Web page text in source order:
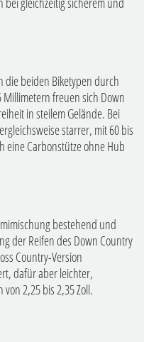
die beiden Biketypen durch
freuen sich Down
in steilem Gelände. Bei
starrer, mit 60 bis
eine Carbonstütze ohne Hub
bestehend und
der Reifen des Down Country
Country-Version
dafür aber leichter,
2,25 bis 2,35 Zoll.